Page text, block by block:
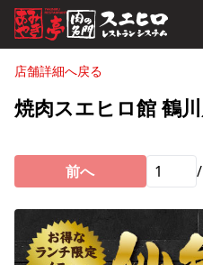
店舗詳細へ戻る
焼肉スエヒロ館 鶴
前へ /